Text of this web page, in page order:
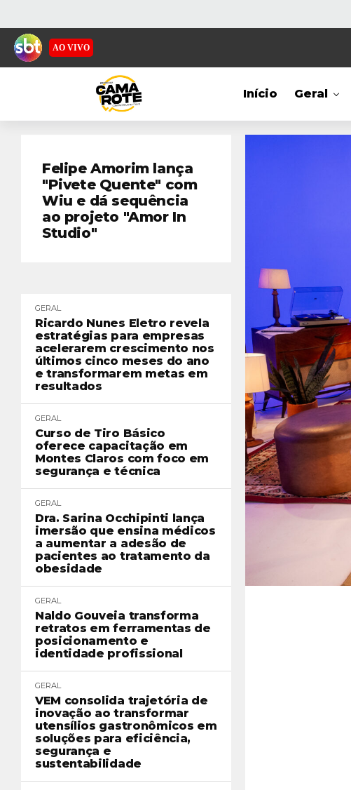
AO VIVO
Início Geral
Felipe Amorim lança
"Pivete Quente" com
Wiu e dá sequência
ao projeto "Amor In
Studio"
GERAL
Ricardo Nunes Eletro revela
estratégias para empresas
acelerarem crescimento nos
últimos cinco meses do ano
e transformarem metas em
resultados
GERAL
Curso de Tiro Básico
oferece capacitação em
Montes Claros com foco em
segurança e técnica
GERAL
Dra. Sarina Occhipinti lança
imersão que ensina médicos
a aumentar a adesão de
pacientes ao tratamento da
obesidade
GERAL
Naldo Gouveia transforma
retratos em ferramentas de
posicionamento e
identidade profissional
GERAL
VEM consolida trajetória de
inovação ao transformar
utensílios gastronômicos em
soluções para eficiência,
segurança e
sustentabilidade